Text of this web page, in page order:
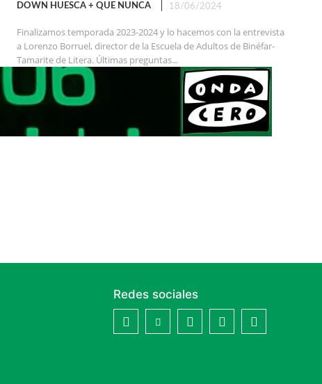
DOWN HUESCA + QUE NUNCA 18/06/2024
Finalizamos temporada 2023-2024 y lo hacemos con la entrevista
a Lorenzo Borruel, director de la Escuela de Adultos de Binéfar-
Tamarite de Litera. Últimas preguntas...
Redes sociales